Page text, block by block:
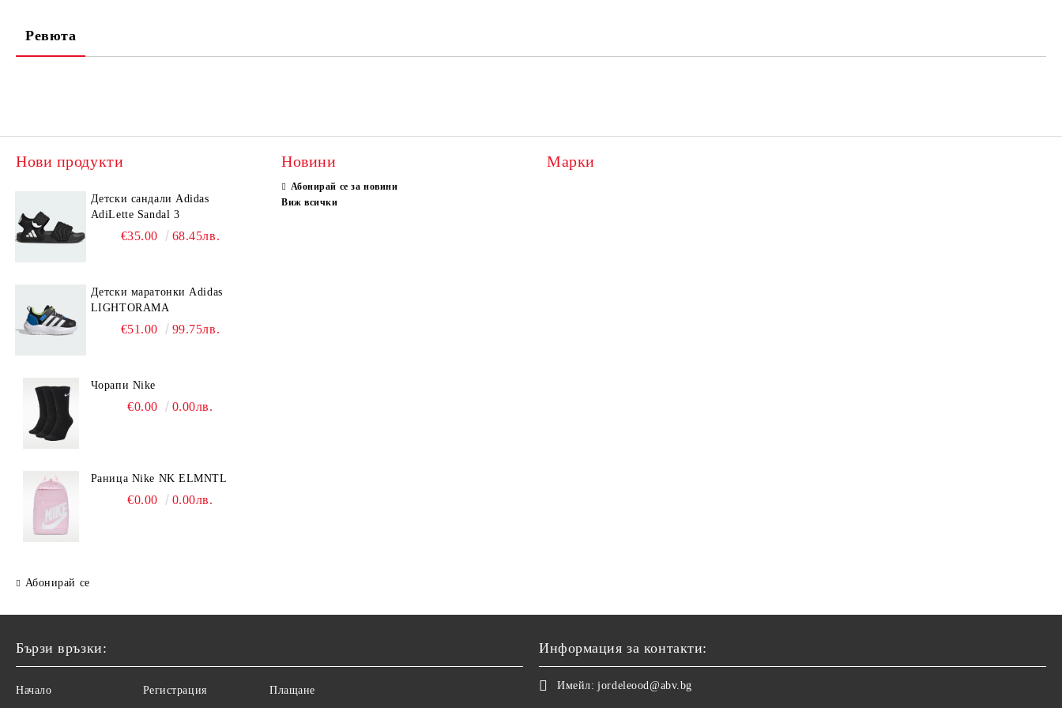
Ревюта
Нови продукти
Детски сандали Adidas
AdiLette Sandal 3
€35.00 68.45лв.
Детски маратонки Adidas
LIGHTORAMA
€51.00 99.75лв.
Чорапи Nike
€0.00 0.00лв.
Раница Nike NK ELMNTL
€0.00 0.00лв.
Абонирай се
Новини
Абонирай се за новини
Виж всички
Марки
Бързи връзки:
Начало Регистрация Плащане
Информация за контакти:
Имейл: jordeleood@abv.bg